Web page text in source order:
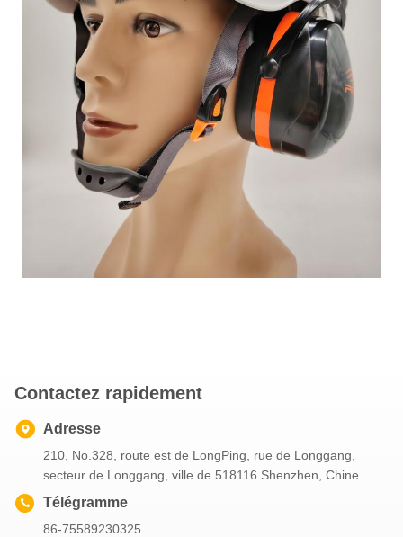
Contactez rapidement
Adresse
210, No.328, route est de LongPing, rue de Longgang,
secteur de Longgang, ville de 518116 Shenzhen, Chine
Télégramme
86-75589230325